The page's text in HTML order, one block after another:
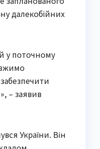
далекобійних
у поточному
– заявив
України. Він